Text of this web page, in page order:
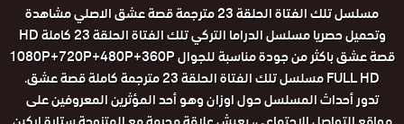
مسلسل تلك الفتاة الحلقة 23 مترجمة قصة عشق الاصلي مشاهدة
وتحميل حصريا مسلسل الدراما التركي تلك الفتاة الحلقة 23 كاملة HD
قصة عشق باكثر من جودة مناسبة للجوال 1080P+720P+480P+360P
FULL HD مسلسل تلك الفتاة الحلقة 23 مترجمة كاملة قصة عشق.
تدور أحداث المسلسل حول اوزان وهو أحد المؤثرين المعروفين على